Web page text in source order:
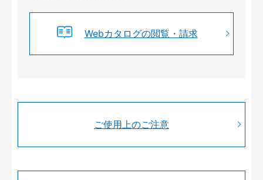
Webカタログの閲覧・請求
ご使用上のご注意